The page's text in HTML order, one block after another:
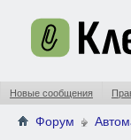
Новые сообщения
Форум